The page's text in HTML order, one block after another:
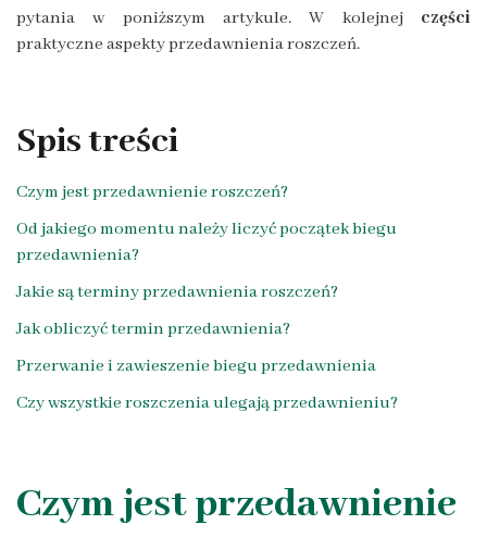
pytania w poniższym artykule. W kolejnej części
praktyczne aspekty przedawnienia roszczeń.
Spis treści
Czym jest przedawnienie roszczeń?
Od jakiego momentu należy liczyć początek biegu
przedawnienia?
Jakie są terminy przedawnienia roszczeń?
Jak obliczyć termin przedawnienia?
Przerwanie i zawieszenie biegu przedawnienia
Czy wszystkie roszczenia ulegają przedawnieniu?
Czym jest przedawnienie